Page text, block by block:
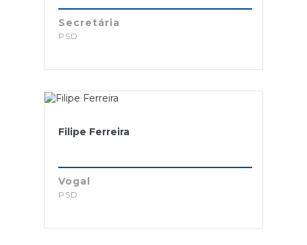
Secretária
PSD
Filipe Ferreira
Vogal
PSD